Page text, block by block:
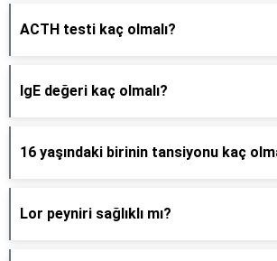
ACTH testi kaç olmalı?
IgE değeri kaç olmalı?
16 yaşındaki birinin tansiyonu kaç
Lor peyniri sağlıklı mı?